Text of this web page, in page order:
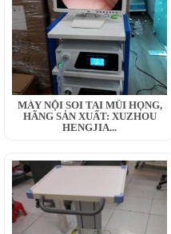
MÁY NỘI SOI TAI MŨI HỌNG,
HÃNG SẢN XUẤT: XUZHOU
HENGJIA...